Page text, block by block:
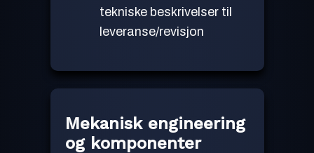
tekniske beskrivelser til
leveranse/revisjon
Mekanisk engineering
og komponenter